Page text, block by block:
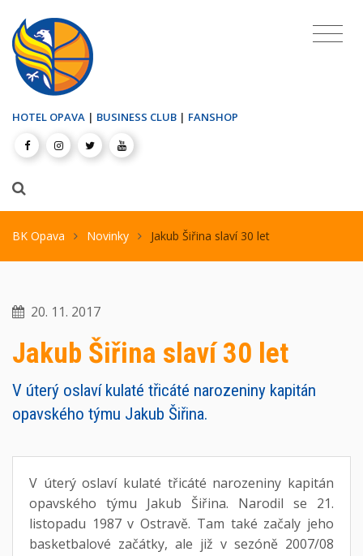
HOTEL OPAVA | BUSINESS CLUB | FANSHOP
BK Opava Novinky Jakub Šiřina slaví 30 let
20. 11. 2017
Jakub Šiřina slaví 30 let
V úterý oslaví kulaté třicáté narozeniny kapitán
opavského týmu Jakub Šiřina.
V úterý oslaví kulaté třicáté narozeniny kapitán
opavského týmu Jakub Šiřina. Narodil se 21.
listopadu 1987 v Ostravě. Tam také začaly jeho
basketbalové začátky, ale již v sezóně 2007/08